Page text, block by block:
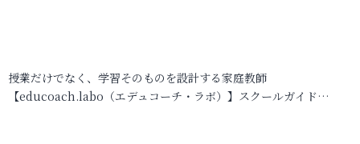
授業だけでなく、学習そのものを設計する家庭教師
【educoach.labo（エデュコーチ・ラボ）】スクールガイド…